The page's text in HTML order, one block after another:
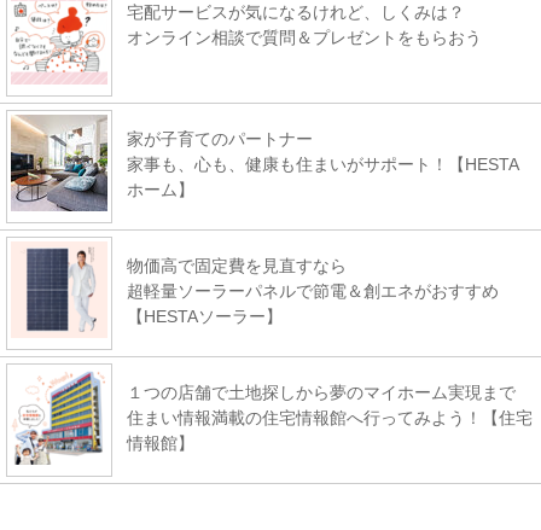
宅配サービスが気になるけれど、しくみは？
オンライン相談で質問＆プレゼントをもらおう
家が子育てのパートナー
家事も、心も、健康も住まいがサポート！【HESTA
ホーム】
物価高で固定費を見直すなら
超軽量ソーラーパネルで節電＆創エネがおすすめ
【HESTAソーラー】
１つの店舗で土地探しから夢のマイホーム実現まで
住まい情報満載の住宅情報館へ行ってみよう！【住宅
情報館】